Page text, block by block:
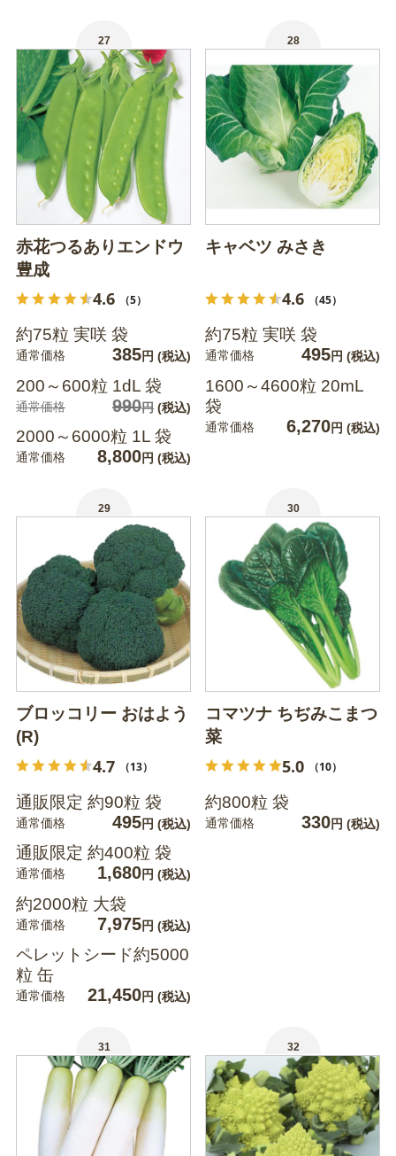
27
赤花つるありエンドウ
豊成
4.6 （5）
約75粒 実咲 袋
通常価格 385円 (税込)
200～600粒 1dL 袋
通常価格 990円(税込)
2000～6000粒 1L 袋
通常価格 8,800円 (税込)
28
キャベツ みさき
4.6 （45）
約75粒 実咲 袋
通常価格 495円 (税込)
1600～4600粒 20mL
袋
通常価格 6,270円 (税込)
29
ブロッコリー おはよう
(R)
4.7 （13）
通販限定 約90粒 袋
通常価格 495円 (税込)
通販限定 約400粒 袋
通常価格 1,680円 (税込)
約2000粒 大袋
通常価格 7,975円 (税込)
ペレットシード約5000
粒 缶
通常価格 21,450円 (税込)
30
コマツナ ちぢみこまつ
菜
5.0 （10）
約800粒 袋
通常価格 330円 (税込)
31 32